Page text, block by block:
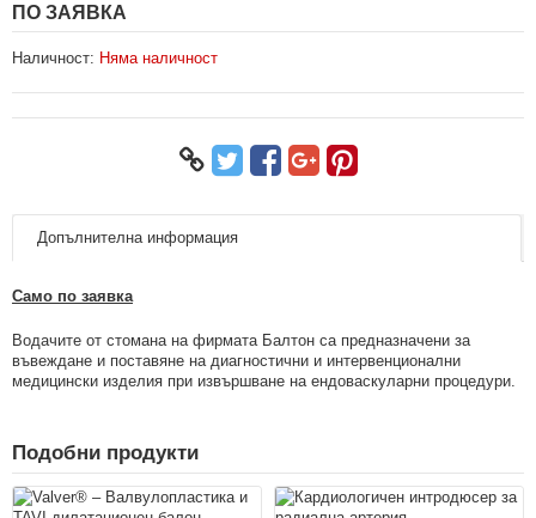
ПО ЗАЯВКА
Наличност: Няма наличност
Допълнителна информация
Само по заявка
Водачите от стомана на фирмата Балтон са предназначени за
въвеждане и поставяне на диагностични и интервенционални
медицински изделия при извършване на ендоваскуларни процедури.
Подобни продукти